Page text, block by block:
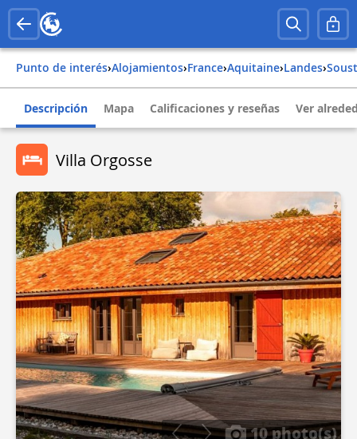
Punto de interés› Alojamientos› france› aquitaine› landes›
Descripción Mapa Calificaciones y reseñas Ver
Villa Orgosse
10 photo(s)